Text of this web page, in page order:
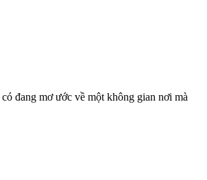
đang mơ ước về một không gian nơi mà